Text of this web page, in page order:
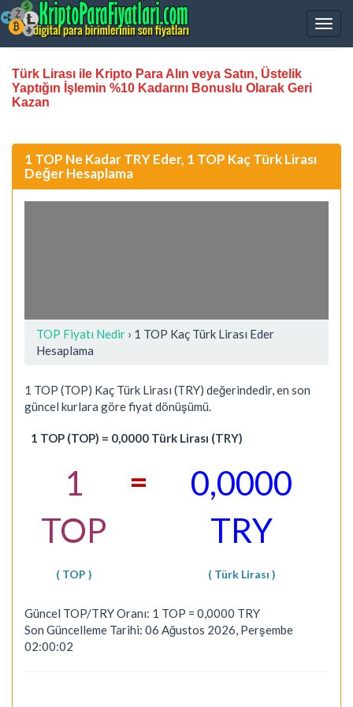
Türk Lirası ile Kripto Para Alın veya Satın, Üstelik
Yaptığın İşlemin %10 Kadarını Bonuslu Olarak Geri
Kazan
1 TOP Ne Kadar TRY Eder, 1 TOP Kaç Türk Lirası
Değer Hesaplama
TOP Fiyatı Nedir › 1 TOP Kaç Türk Lirası Eder
Hesaplama
1 TOP (TOP) Kaç Türk Lirası (TRY) değerindedir, en son
güncel kurlara göre fiyat dönüşümü.
1 TOP (TOP) = 0,0000 Türk Lirası (TRY)
1
TOP
=
0,0000
TRY
( TOP ) ( Türk Lirası )
Güncel TOP/TRY Oranı: 1 TOP = 0,0000 TRY
Son Güncelleme Tarihi: 06 Ağustos 2026, Perşembe
02:00:02